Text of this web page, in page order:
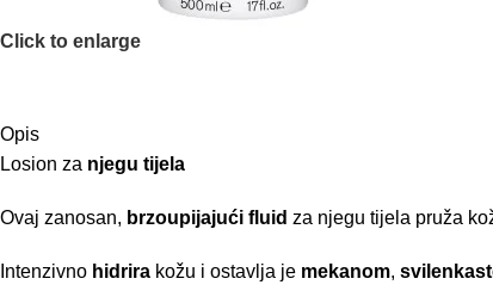
Click to enlarge
Opis
Losion za njegu tijela
Ovaj zanosan, brzoupijajući fluid za njegu tijela pruža
Intenzivno hidrira kožu i ostavlja je mekanom,